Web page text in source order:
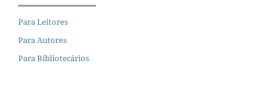
Para Leitores
Para Autores
Para Bibliotecários